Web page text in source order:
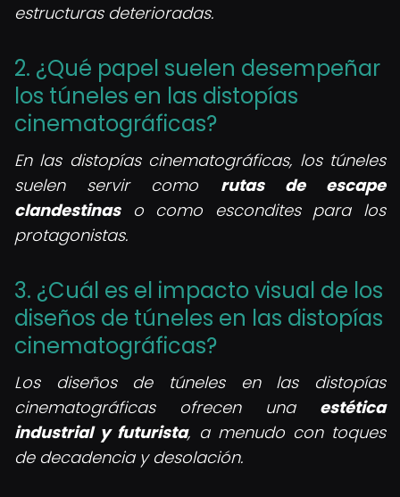
estructuras deterioradas.
2. ¿Qué papel suelen desempeñar
los túneles en las distopías
cinematográficas?
En las distopías cinematográficas, los túneles
suelen servir como rutas de escape
clandestinaso como escondites para los
protagonistas.
3. ¿Cuál es el impacto visual de los
diseños de túneles en las distopías
cinematográficas?
Los diseños de túneles en las distopías
cinematográficas ofrecen una estética
industrial y futurista, a menudo con toques
de decadencia y desolación.